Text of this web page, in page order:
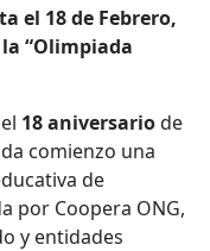
el 18 de Febrero,
“Olimpiada
18 aniversariode
comienzo una
de
por Coopera ONG,
y entidades